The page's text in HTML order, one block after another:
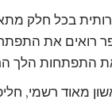
בכל חלק
רואים את
התפתחות הלך
מאוד רשמי,